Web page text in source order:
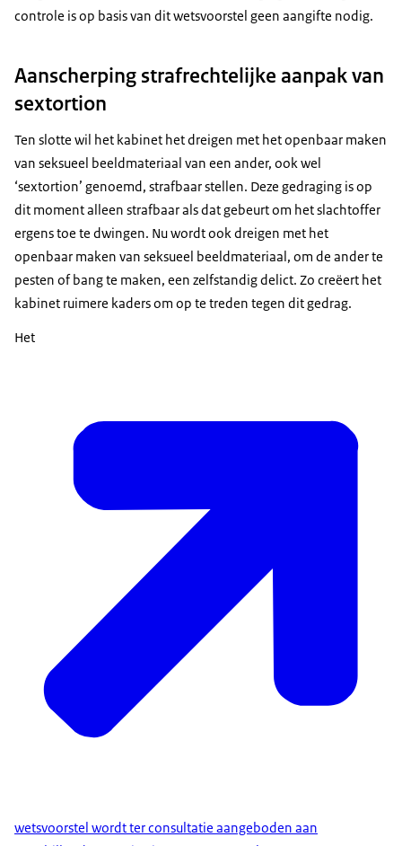
controle is op basis van dit wetsvoorstel geen aangifte nodig.
Aanscherping strafrechtelijke aanpak van
sextortion
Ten slotte wil het kabinet het dreigen met het openbaar maken
van seksueel beeldmateriaal van een ander, ook wel
‘sextortion’ genoemd, strafbaar stellen. Deze gedraging is op
dit moment alleen strafbaar als dat gebeurt om het slachtoffer
ergens toe te dwingen. Nu wordt ook dreigen met het
openbaar maken van seksueel beeldmateriaal, om de ander te
pesten of bang te maken, een zelfstandig delict. Zo creëert het
kabinet ruimere kaders om op te treden tegen dit gedrag.
Het
wetsvoorstel wordt ter consultatie aangeboden aan